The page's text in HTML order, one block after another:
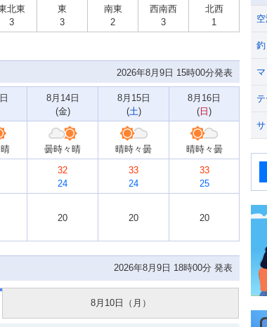
北東
3
東
3
南東
2
西南西
3
北西
1
2026年8月9日 15時00分発表
8月14日
(金)
8月15日
(土)
8月16日
( 日 )
曇時々晴 晴時々曇
晴時々曇
32
24
33
24
33
25
20 20 20
2026年8月9日 18時00分 発表
8月10日（ 月 ）